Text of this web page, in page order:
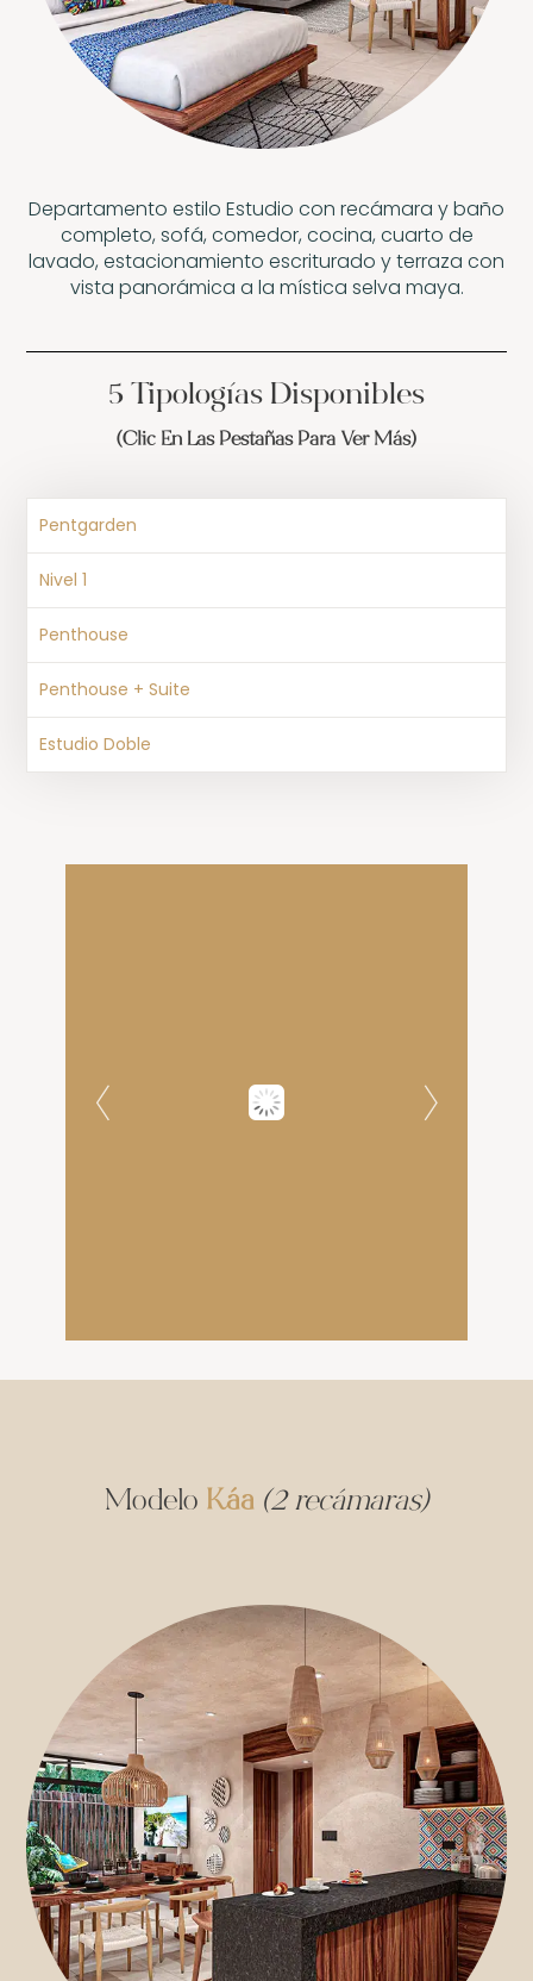
Departamento estilo Estudio con recámara y baño
completo, sofá, comedor, cocina, cuarto de
lavado, estacionamiento escriturado y terraza con
vista panorámica a la mística selva maya.
5 Tipologìas Disponibles
(clic En Las Pestañas Para Ver Más)
Pentgarden
Nivel 1
Penthouse
Penthouse + Suite
Estudio Doble
Modelo Káa (2 recámaras)